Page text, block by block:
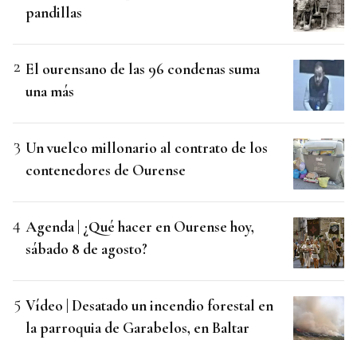
pandillas
El ourensano de las 96 condenas suma
una más
Un vuelco millonario al contrato de los
contenedores de Ourense
Agenda | ¿Qué hacer en Ourense hoy,
sábado 8 de agosto?
Vídeo | Desatado un incendio forestal en
la parroquia de Garabelos, en Baltar